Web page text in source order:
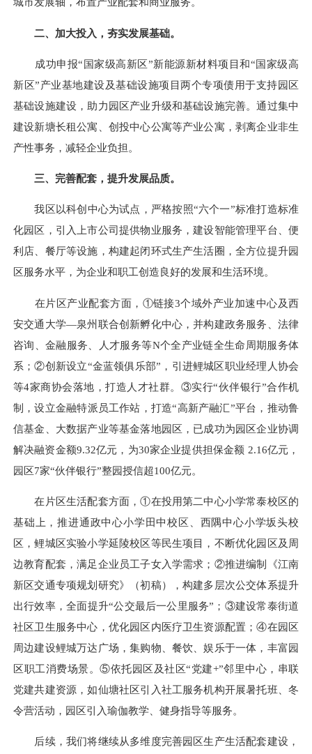
二、加大投入，夯实发展基础。
成功申报“国家级高新区”新能源新材料项目和“国家级高
新区”产业基地建设及基础设施项目两个专项债用于支持园区
基础设施建设，助力园区产业升级和基础设施完善。通过集中
建设新塘长租公寓、创投中心公寓等产业公寓，剥离企业非生
产性事务，减轻企业负担。
三、完善配套，提升发展品质。
我区以科创中心为试点，严格按照“六个一”标准打造标准
化园区，引入上市公司提供物业服务，建设智能管理平台、便
利店、餐厅等设施，构建起闭环式生产生活圈，全方位提升园
区服务水平，为企业和职工创造良好的发展和生活环境。
在片区产业配套方面，①链接3个域外产业加速中心及西
安交通大学—泉州联合创新孵化中心，并构建政务服务、法律
咨询、金融服务、人才服务等N个全产业链全生命周期服务体
系；②创新设立“金蓝领俱乐部”，引进鲤城区职业经理人协会
等4家商协会落地，打造人才社群。③实行“伙伴银行”合作机
制，设立金融特派员工作站，打造“高新产融汇”平台，推动鲁
信基金、大数据产业等基金落地园区，已成功为园区企业协调
解决融资金额9.32亿元，为30家企业提供担保金额 2.16亿元，
园区7家“伙伴银行”整园授信超100亿元。
在片区生活配套方面，①在投用第二中心小学常泰校区的
基础上，推进通政中心小学田中校区、西隅中心小学坂头校
区，鲤城区实验小学延陵校区等民生项目，不断优化园区及周
边教育配套，满足企业员工子女入学需求；②推进编制《江南
新区交通专项规划研究》（初稿）
，构建多层次公交体系提升
出行效率，全面提升“公交最后一公里服务”；③建设常泰街道
社区卫生服务中心，优化园区内医疗卫生资源配置；④在园区
周边建设鲤城万达广场，集购物、餐饮、娱乐于一体，丰富园
区职工消费场景。⑤依托园区及社区“党建+”邻里中心，串联
党建共建资源，如仙塘社区引入社工服务机构开展暑托班、冬
令营活动，园区引入瑜伽教学、健身指导等服务。
后续，我们将继续从多维度完善园区生产生活配套建设，